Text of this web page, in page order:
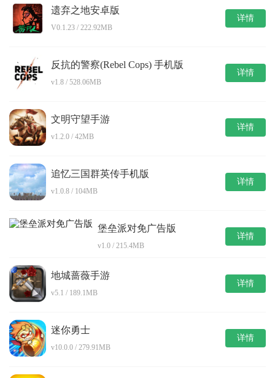
遗弃之地安卓版
V0.1.23 / 222.92MB
详情
反抗的警察(Rebel Cops) 手机版
v1.8 / 528.06MB
详情
文明守望手游
v1.2.0 / 42MB
详情
追忆三国群英传手机版
v1.0.8 / 104MB
详情
堡垒派对免广告版
v1.0 / 215.4MB
详情
地城蔷薇手游
v5.1 / 189.1MB
详情
迷你勇士
v10.0.0 / 279.91MB
详情